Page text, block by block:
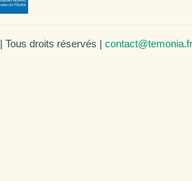
| Tous droits réservés | contact@temonia.fr